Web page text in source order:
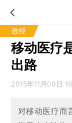
政经
移动医疗
出路
2015年11月09日
对移动医疗而